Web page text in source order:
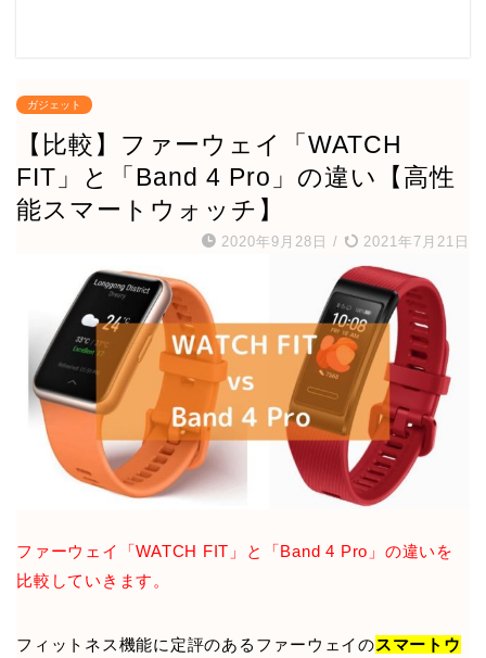
ガジェット
【比較】ファーウェイ「WATCH
FIT」と「Band 4 Pro」の違い【高性
能スマートウォッチ】
2020年9月28日 / 2021年7月21日
ファーウェイ「WATCH FIT」と「Band 4 Pro」の違いを
比較していきます。
フィットネス機能に定評のあるファーウェイのスマートウ